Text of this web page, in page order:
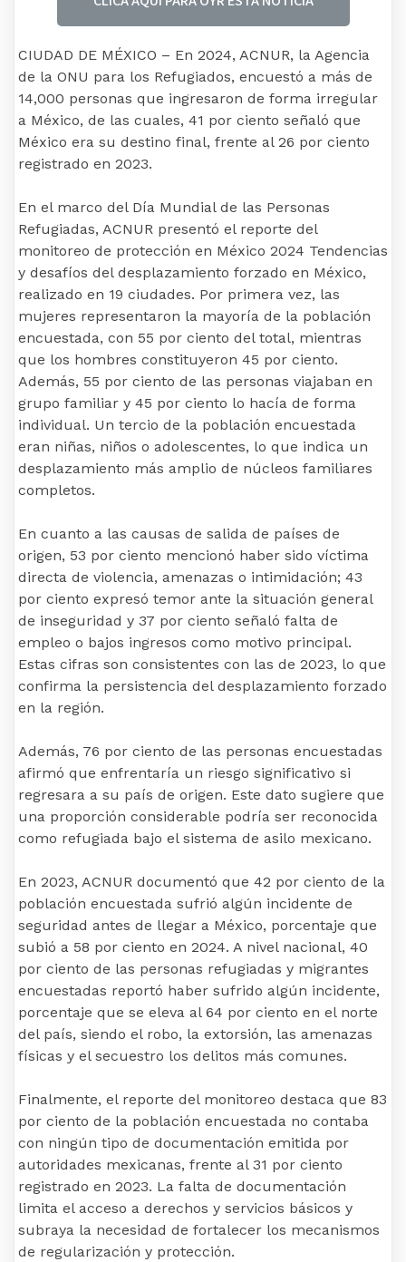
CIUDAD DE MÉXICO – En 2024, ACNUR, la Agencia
de la ONU para los Refugiados, encuestó a más de
14,000 personas que ingresaron de forma irregular
a México, de las cuales, 41 por ciento señaló que
México era su destino final, frente al 26 por ciento
registrado en 2023.
En el marco del Día Mundial de las Personas
Refugiadas, ACNUR presentó el reporte del
monitoreo de protección en México 2024 Tendencias
y desafíos del desplazamiento forzado en México,
realizado en 19 ciudades. Por primera vez, las
mujeres representaron la mayoría de la población
encuestada, con 55 por ciento del total, mientras
que los hombres constituyeron 45 por ciento.
Además, 55 por ciento de las personas viajaban en
grupo familiar y 45 por ciento lo hacía de forma
individual. Un tercio de la población encuestada
eran niñas, niños o adolescentes, lo que indica un
desplazamiento más amplio de núcleos familiares
completos.
En cuanto a las causas de salida de países de
origen, 53 por ciento mencionó haber sido víctima
directa de violencia, amenazas o intimidación; 43
por ciento expresó temor ante la situación general
de inseguridad y 37 por ciento señaló falta de
empleo o bajos ingresos como motivo principal.
Estas cifras son consistentes con las de 2023, lo que
confirma la persistencia del desplazamiento forzado
en la región.
Además, 76 por ciento de las personas encuestadas
afirmó que enfrentaría un riesgo significativo si
regresara a su país de origen. Este dato sugiere que
una proporción considerable podría ser reconocida
como refugiada bajo el sistema de asilo mexicano.
En 2023, ACNUR documentó que 42 por ciento de la
población encuestada sufrió algún incidente de
seguridad antes de llegar a México, porcentaje que
subió a 58 por ciento en 2024. A nivel nacional, 40
por ciento de las personas refugiadas y migrantes
encuestadas reportó haber sufrido algún incidente,
porcentaje que se eleva al 64 por ciento en el norte
del país, siendo el robo, la extorsión, las amenazas
físicas y el secuestro los delitos más comunes.
Finalmente, el reporte del monitoreo destaca que 83
por ciento de la población encuestada no contaba
con ningún tipo de documentación emitida por
autoridades mexicanas, frente al 31 por ciento
registrado en 2023. La falta de documentación
limita el acceso a derechos y servicios básicos y
subraya la necesidad de fortalecer los mecanismos
de regularización y protección.